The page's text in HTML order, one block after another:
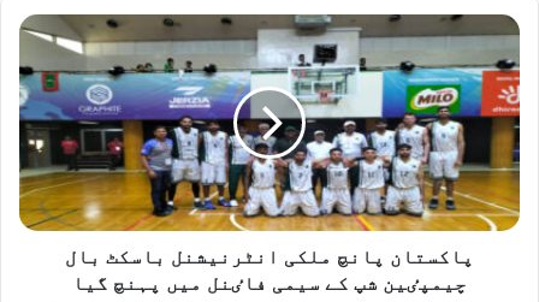
پاکستان
ملکی
انٹرنیشنل
باسکٹ
بال
چیمپٸین
شپ
کے
پاکستان پانچ ملکی انٹرنیشنل باسکٹ بال
چیمپٸین شپ کے سیمی فاٸنل میں پہنچ گیا